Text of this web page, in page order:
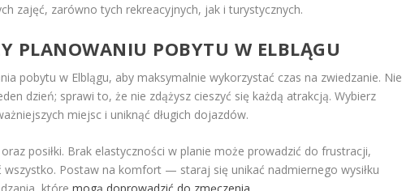
zajęć, zarówno tych rekreacyjnych, jak i turystycznych.
PLANOWANIU POBYTU W ELBLĄGU
pobytu w Elblągu, aby maksymalnie wykorzystać czas na zwiedzanie. Nie
dzień; sprawi to, że nie zdążysz cieszyć się każdą atrakcją. Wybierz
miejsc i uniknąć długich dojazdów.
posiłki. Brak elastyczności w planie może prowadzić do frustracji,
wszystko. Postaw na komfort — staraj się unikać nadmiernego wysiłku